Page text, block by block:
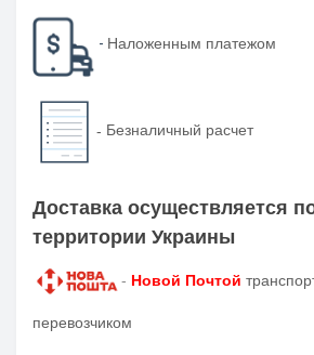
- Наложенным платежом
- Безналичный расчет
Доставка осуществляется
территории Украины
- Новой Почтой
перевозчиком